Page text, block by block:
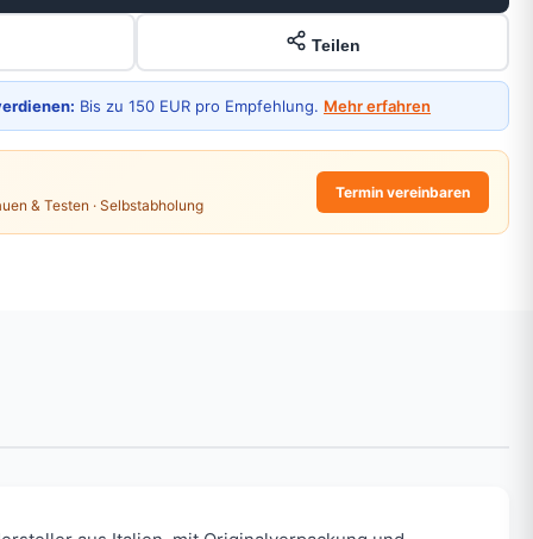
Teilen
Bis zu 150 EUR pro Empfehlung. Mehr erfahren
& Testen · Selbstabholung
Termin vereinbaren